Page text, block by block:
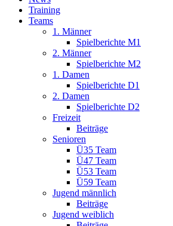
Training
Teams
1. Männer
Spielberichte M1
2. Männer
Spielberichte M2
1. Damen
Spielberichte D1
2. Damen
Spielberichte D2
Freizeit
Beiträge
Senioren
Ü35 Team
Ü47 Team
Ü53 Team
Ü59 Team
Jugend männlich
Beiträge
Jugend weiblich